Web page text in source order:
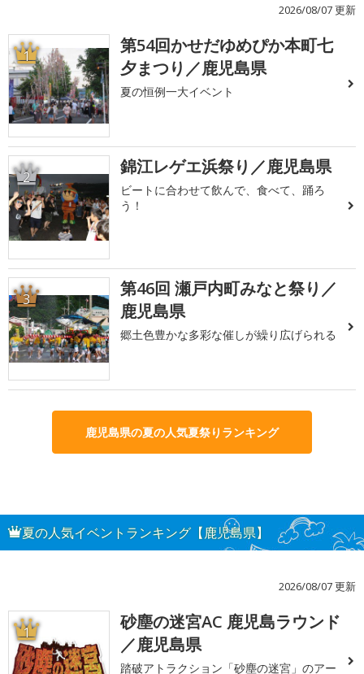
2026/08/07 更新
1
第54回かせだゆめぴか本町七
夕まつり／鹿児島県
夏の恒例一大イベント
2 錦江レゲエ浜祭り／鹿児島県
ビートに合わせて飲んで、食べて、踊ろ
う！
3
第46回 瀬戸内町みなと祭り／
鹿児島県
郷土色豊かな多彩な催しが繰り広げられる
鹿児島県の夏の人気夏祭りランキング
夏の人気イベントランキング【鹿児島県】
2026/08/07 更新
1
砂塵の迷宮AC 鹿児島ラウンド
／鹿児島県
踏破アトラクション「砂塵の迷宮」のアー